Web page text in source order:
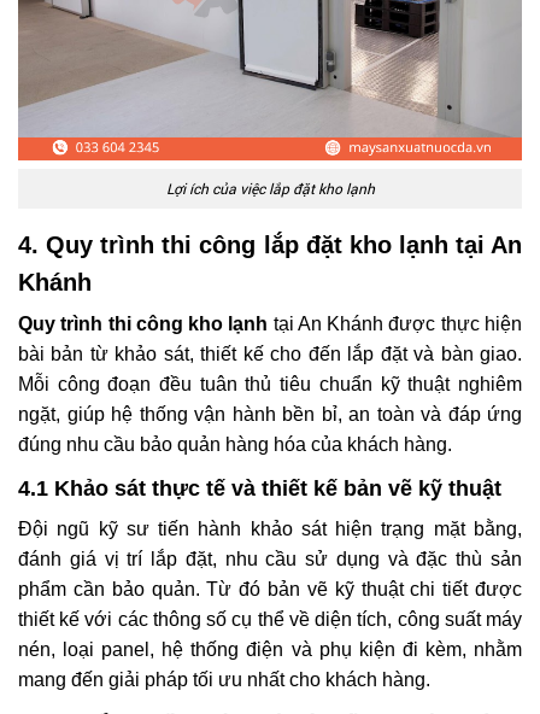
Lợi ích của việc lắp đặt kho lạnh
4. Quy trình thi công lắp đặt kho lạnh tại An
Khánh
Quy trình thi công kho lạnh tại An Khánh được thực hiện
bài bản từ khảo sát, thiết kế cho đến lắp đặt và bàn giao.
Mỗi công đoạn đều tuân thủ tiêu chuẩn kỹ thuật nghiêm
ngặt, giúp hệ thống vận hành bền bỉ, an toàn và đáp ứng
đúng nhu cầu bảo quản hàng hóa của khách hàng.
4.1 Khảo sát thực tế và thiết kế bản vẽ kỹ thuật
Đội ngũ kỹ sư tiến hành khảo sát hiện trạng mặt bằng,
đánh giá vị trí lắp đặt, nhu cầu sử dụng và đặc thù sản
phẩm cần bảo quản. Từ đó bản vẽ kỹ thuật chi tiết được
thiết kế với các thông số cụ thể về diện tích, công suất máy
nén, loại panel, hệ thống điện và phụ kiện đi kèm, nhằm
mang đến giải pháp tối ưu nhất cho khách hàng.